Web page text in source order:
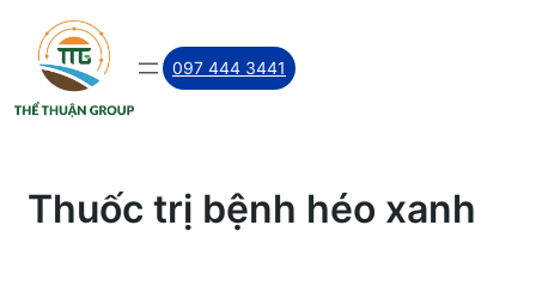
Skip
content
097 444 3441
Thuốc trị bệnh héo xanh